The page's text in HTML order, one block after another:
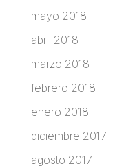
mayo 2018
abril 2018
marzo 2018
febrero 2018
enero 2018
diciembre 2017
agosto 2017